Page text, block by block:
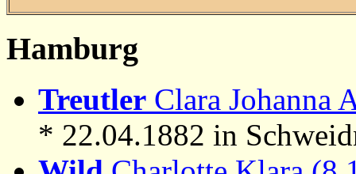
Hamburg
Treutler Clara Johanna
* 22.04.1882 in